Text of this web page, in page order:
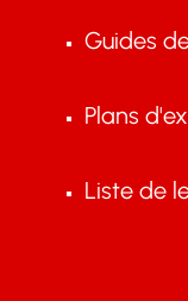
Guides
Plans
Liste de